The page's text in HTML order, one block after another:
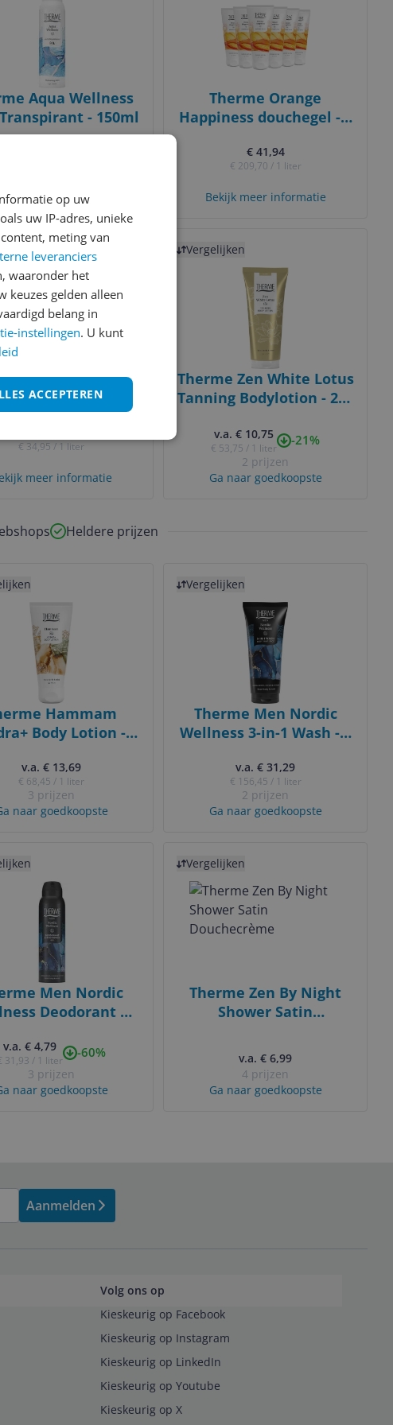
Aqua Wellness
- 150ml
naar goedkoopste
Therme Orange
Happiness douchegel - 6
€ 41,94
€ 209,70 / 1 liter
Bekijk meer informatie
Forest Flower
Shower Gel
200 ml
€ 34,95 / 1 liter
meer informatie
Vergelijken
Therme Zen White Lotus
Tanning Bodylotion - 200
v.a. € 10,75
€ 53,75 / 1 liter
-21%
2 prijzen
Ga naar goedkoopste
Heldere prijzen
Hammam
Body Lotion -
v.a. € 13,69
€ 68,45 / 1 liter
3 prijzen
naar goedkoopste
Vergelijken
Therme Men Nordic
Wellness 3-in-1 Wash - 6
v.a. € 31,29
€ 156,45 / 1 liter
2 prijzen
Ga naar goedkoopste
Men Nordic
Deodorant &
v.a. € 4,79
31,93 / 1 liter
-60%
3 prijzen
naar goedkoopste
Vergelijken
Therme Zen By Night
Shower Satin
v.a. € 6,99
4 prijzen
Ga naar goedkoopste
Aanmelden
Volg ons op
Kieskeurig op Facebook
Kieskeurig op Instagram
Kieskeurig op LinkedIn
Kieskeurig op Youtube
Kieskeurig op X
op uw
uw IP-adres, unieke
meting van
leveranciers
waaronder het
keuzes gelden alleen
belang in
instellingen. U kunt
ACCEPTEREN